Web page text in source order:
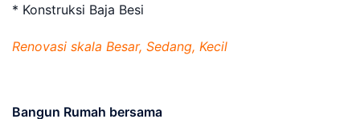
* Konstruksi Baja Besi
Renovasi skala Besar, Sedang, Kecil
Bangun Rumah bersama